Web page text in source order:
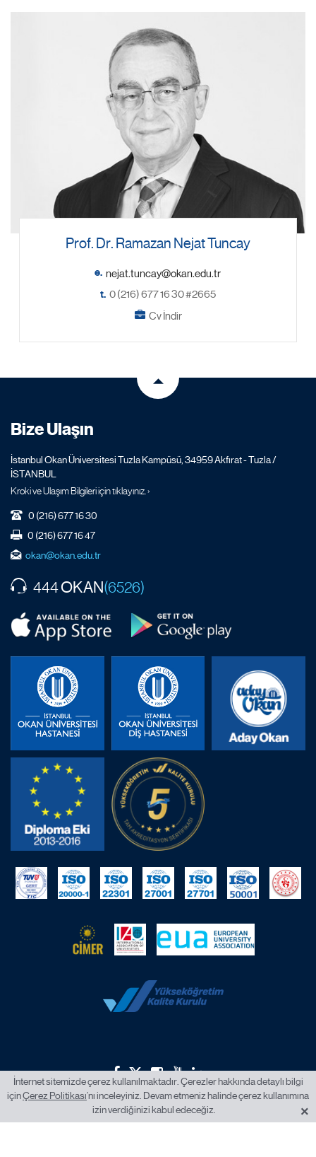
Prof. Dr. Ramazan Nejat Tuncay
e.
t. 0 (216) 677 16 30 #2665
Cv İndir
Bize Ulaşın
İstanbul Okan Üniversitesi Tuzla Kampüsü, 34959 Akfırat - Tuzla /
İSTANBUL
Kroki ve Ulaşım Bilgileri için tıklayınız. ›
0 (216) 677 16 30
0 (216) 677 16 47
okan@okan.edu.tr
444OKAN(6526)
2026 © İstanbul Okan Üniversitesi.
İnternet sitemizde çerez kullanılmaktadır. Çerezler hakkında detaylı bilgi
içinÇerez Politikası’nı inceleyiniz. Devam etmeniz halinde çerez kullanımına
izin verdiğinizi kabul edeceğiz.
×